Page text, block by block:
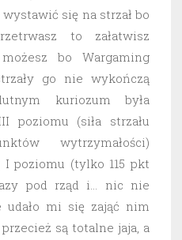
się na strzał bo
to załatwisz
bo Wargaming
go nie wykończą
kuriozum była
poziomu (siła strzału
wytrzymałości)
poziomu (tylko 115 pkt
pod rząd i… nic nie
udało mi się zająć nim
są totalne jaja, a